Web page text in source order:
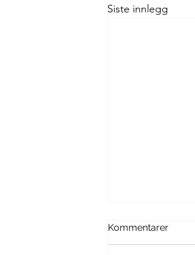
Siste innlegg
Kommentarer